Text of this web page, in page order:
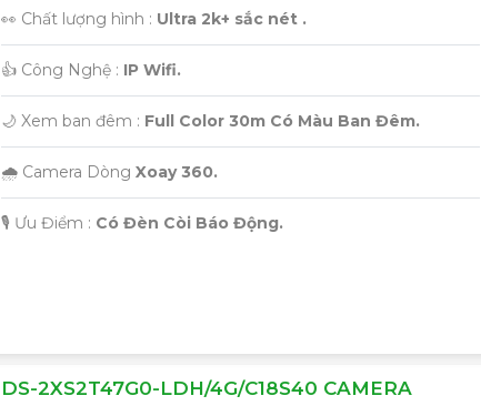
👀 Chất lượng hình : Ultra 2k+ sắc nét .
👍 Công Nghệ : IP Wifi.
🌙 Xem ban đêm : Full Color 30m Có Màu Ban Đêm.
🌧️ Camera Dòng Xoay 360.
️🎙 Ưu Điểm : Có Đèn Còi Báo Động.
DS-2XS2T47G0-LDH/4G/C18S40 CAMERA